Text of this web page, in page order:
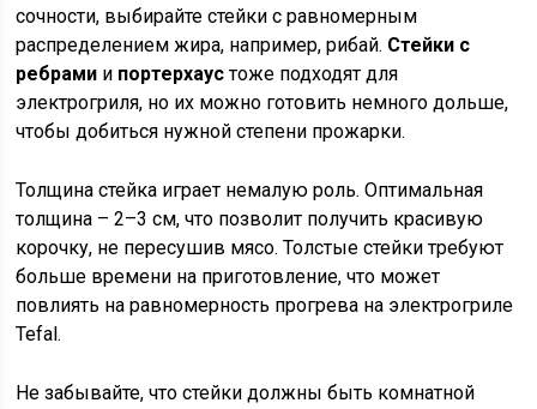
сочности, выбирайте стейки с равномерным
распределением жира, например, рибай. Стейки с
ребрами и портерхаустоже подходят для
электрогриля, но их можно готовить немного дольше,
чтобы добиться нужной степени прожарки.
Толщина стейка играет немалую роль. Оптимальная
толщина – 2–3 см, что позволит получить красивую
корочку, не пересушив мясо. Толстые стейки требуют
больше времени на приготовление, что может
повлиять на равномерность прогрева на электрогриле
Tefal.
Не забывайте, что стейки должны быть комнатной